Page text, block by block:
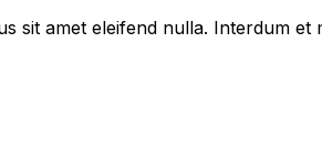
sit amet eleifend nulla. Interdum et